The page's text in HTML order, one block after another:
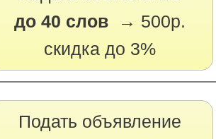
до 40 слов → 500р.
скидка до 3%
Подать объявление